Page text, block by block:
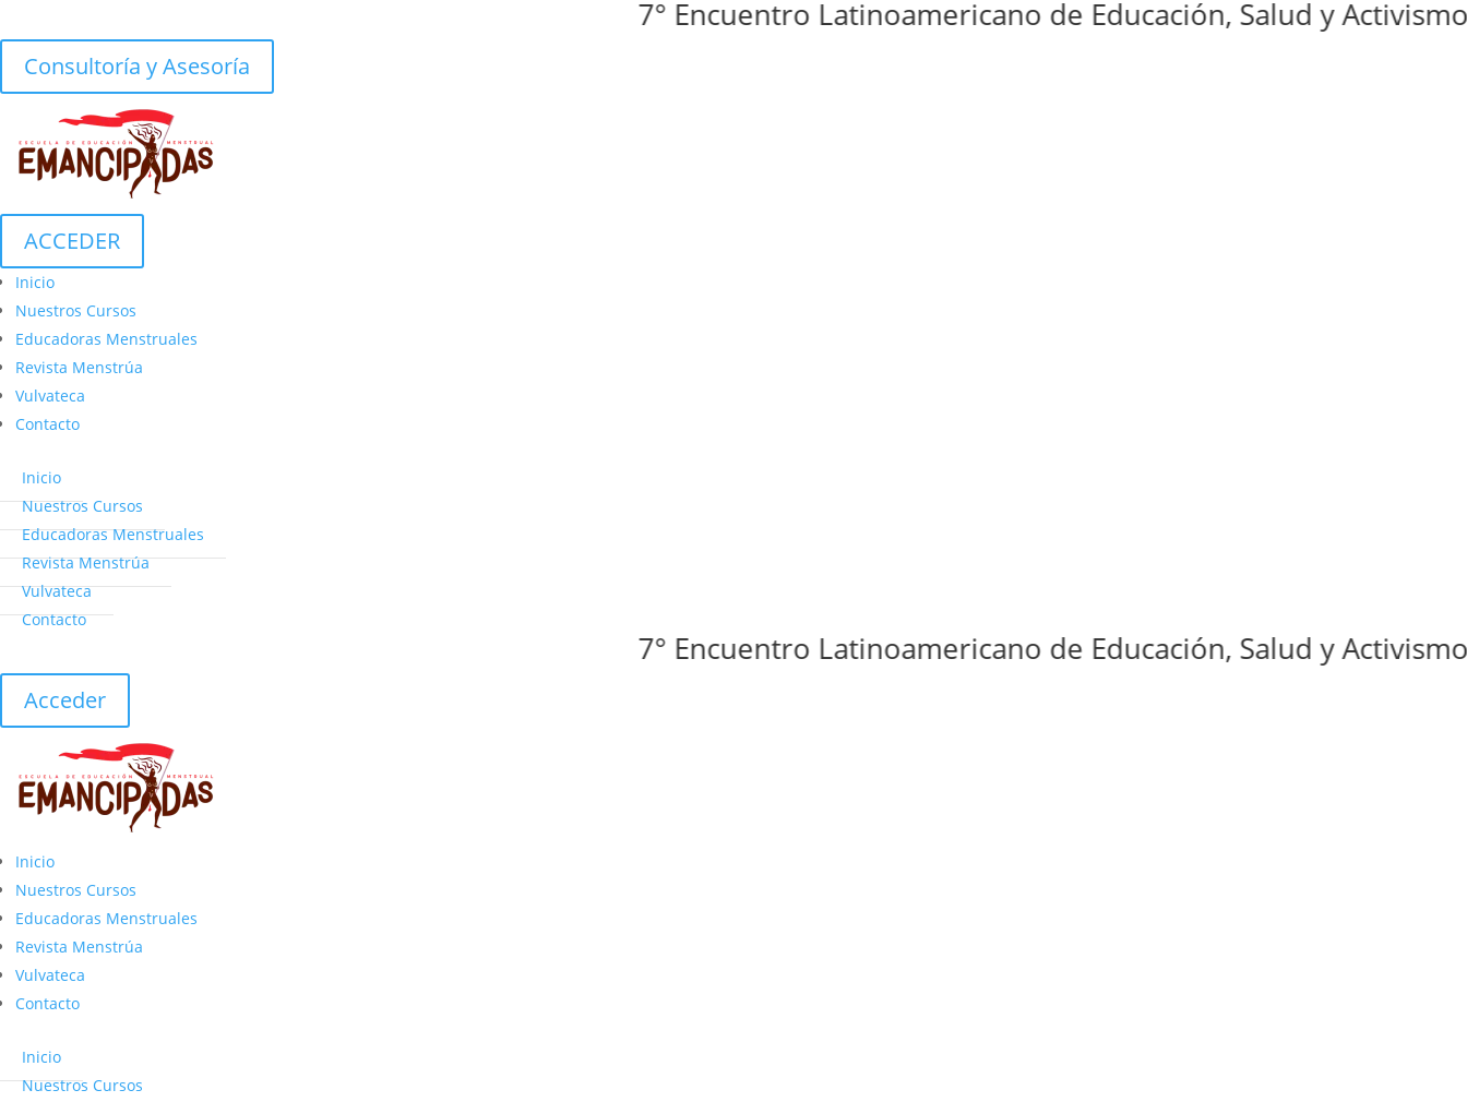
7° Encuentro Latinoamericano de Educación, Salud y Activismos
Consultoría y Asesoría
ACCEDER
Inicio
Nuestros Cursos
Educadoras Menstruales
Revista Menstrúa
Vulvateca
Contacto
Inicio
Nuestros Cursos
Educadoras Menstruales
Revista Menstrúa
Vulvateca
Contacto
7° Encuentro Latinoamericano de Educación, Salud y Activismos
Acceder
Inicio
Nuestros Cursos
Educadoras Menstruales
Revista Menstrúa
Vulvateca
Contacto
Inicio
Nuestros Cursos